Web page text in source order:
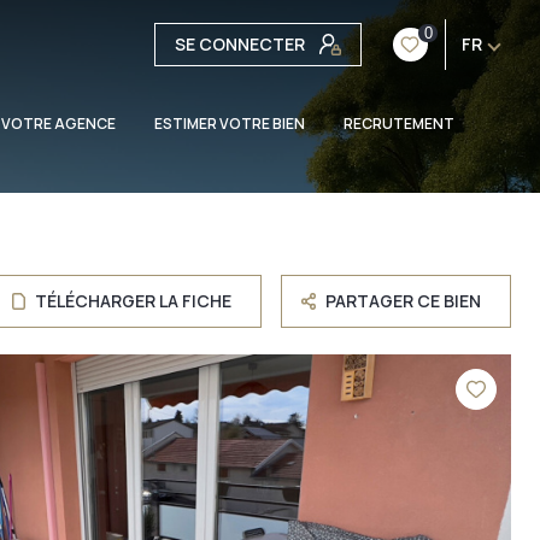
SE CONNECTER 0 FR
AGENCE ESTIMER VOTRE BIEN RECRUTEMENT
TÉLÉCHARGER LA FICHE PARTAGER CE BIEN